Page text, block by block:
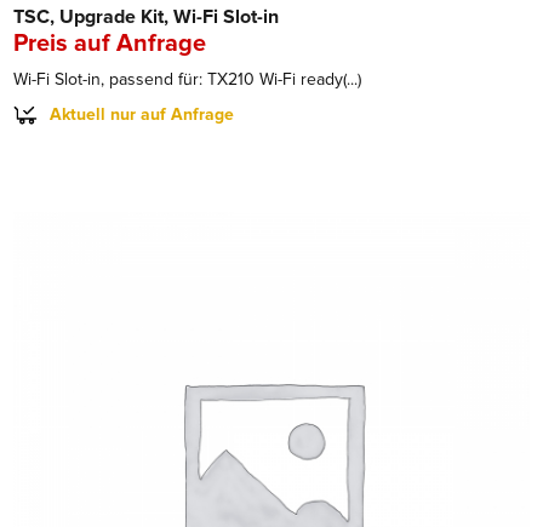
TSC, Upgrade Kit, Wi-Fi Slot-in
Preis auf Anfrage
Wi-Fi Slot-in, passend für: TX210 Wi-Fi ready(...)
Aktuell nur auf Anfrage